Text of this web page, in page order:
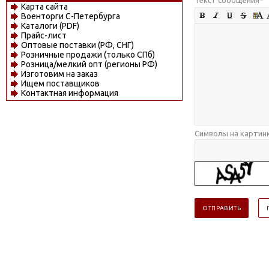
Карта сайта
Военторги С-Петербурга
Каталоги (PDF)
Прайс-лист
Оптовые поставки (РФ, СНГ)
Розничные продажи (только СПб)
Розница/мелкий опт (регионы РФ)
Изготовим на заказ
Ищем поставщиков
Контактная информация
Символы на